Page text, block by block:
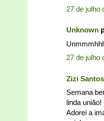
27 de julho
Unknown
27 de julho
Zizi Santos
Semana
linda união!
Adorei a